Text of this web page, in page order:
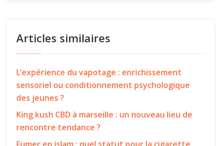
Articles similaires
L’expérience du vapotage : enrichissement
sensoriel ou conditionnement psychologique
des jeunes ?
King kush CBD à marseille : un nouveau lieu de
rencontre tendance ?